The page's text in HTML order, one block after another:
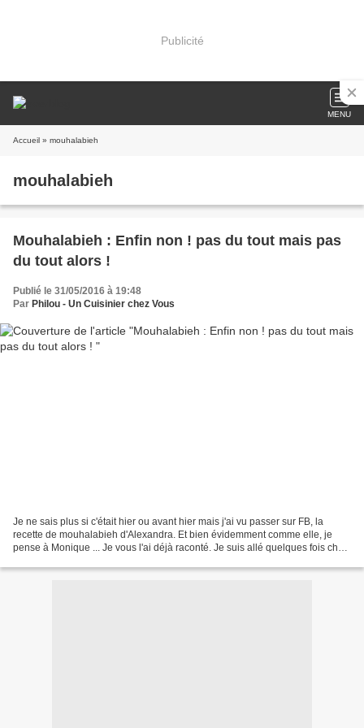
Publicité
MENU
Accueil » mouhalabieh
mouhalabieh
Mouhalabieh : Enfin non ! pas du tout mais pas
du tout alors !
Publié le 31/05/2016 à 19:48
Par Philou - Un Cuisinier chez Vous
Je ne sais plus si c'était hier ou avant hier mais j'ai vu passer sur FB, la
recette de mouhalabieh d'Alexandra. Et bien évidemment comme elle, je
pense à Monique ... Je vous l'ai déjà raconté. Je suis allé quelques fois chez